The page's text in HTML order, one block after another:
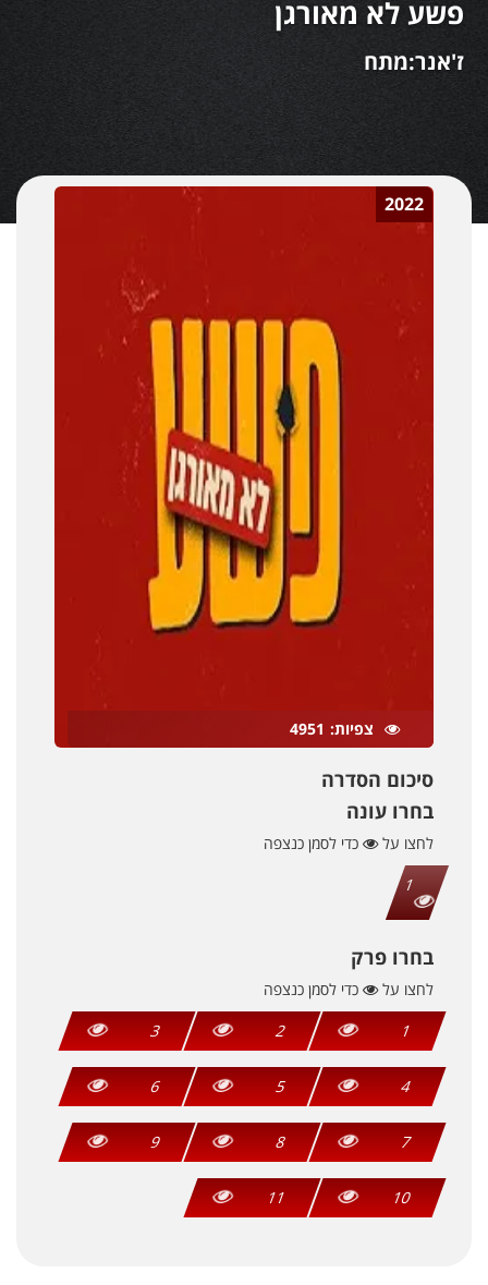
פשע לא מאורגן
ז'אנר:מתח
2022
צפיות 4951
סיכום הסדרה
בחרו עונה
לחצו על
כדי לסמן כנצפה
1
בחרו פרק
לחצו על
כדי לסמן כנצפה
1
2
3
4
5
6
7
8
9
10
11